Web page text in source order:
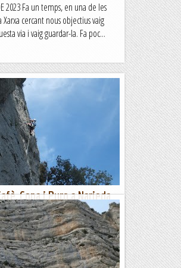
2023 Fa un temps, en una de les
cercant nous objectius vaig
via i vaig guardar-la. Fa poc...
Copa i Puro a Narieda
semiequipada, grau baix, poc
tranquil, va fer de la Cafè, Copa i
via prou freqüentada durant...